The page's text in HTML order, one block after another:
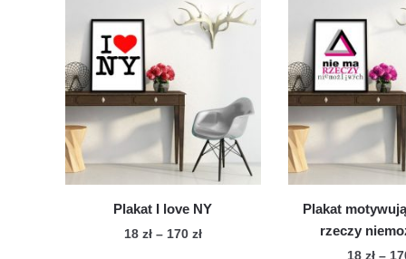
170 zł
wiele
wariantów.
można
wybrać
na
stronie
produktu
na
Plakat I love NY
18 zł – 170 złZakres
Plakat
rzeczy
18 zł –